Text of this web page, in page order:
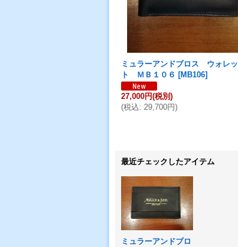
ミュラーアンドブロス ウォレッ
ト ＭＢ１０６ [MB106]
27,000円(税別)
(税込: 29,700円)
最近チェックしたアイテム
ミュラーアンドブロ